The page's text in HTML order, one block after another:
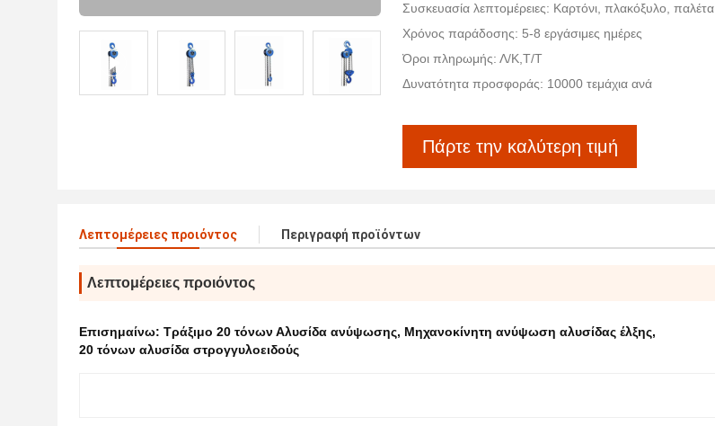
Συσκευασία λεπτομέρειες: Καρτόνι, πλακόξυλο, παλέτα
Χρόνος παράδοσης: 5-8 εργάσιμες ημέρες
Όροι πληρωμής: Λ/Κ,Τ/Τ
Δυνατότητα προσφοράς: 10000 τεμάχια ανά
Πάρτε την καλύτερη τιμή
Λεπτομέρειες προιόντος Περιγραφή προϊόντων
Λεπτομέρειες προιόντος
Επισημαίνω: Τράξιμο 20 τόνων Αλυσίδα ανύψωσης, Μηχανοκίνητη ανύψωση αλυσίδας έλξης,
20 τόνων αλυσίδα στρογγυλοειδούς